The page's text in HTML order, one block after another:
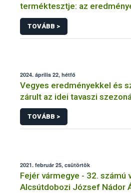
terméktesztje: az
felhőtlenek
TOVÁBB >
2024. április 22, hétfő
Vegyes eredményekkel és
zárult az idei tavaszi
TOVÁBB >
2021. február 25, csütörtök
Fejér vármegye - 32. számú
Alcsútdobozi József Nádor